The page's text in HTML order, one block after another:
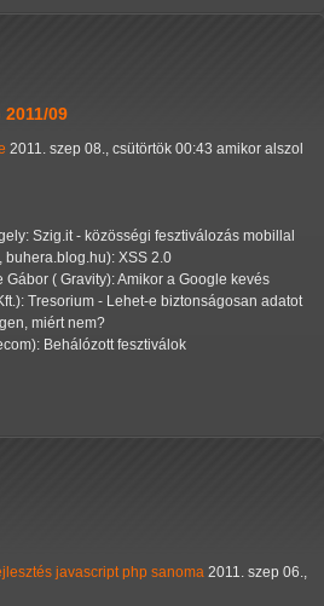
09
2011. szep 08., csütörtök 00:43 amikor alszol
Szig.it - közösségi fesztiválozás mobillal
buhera.blog.hu): XSS 2.0
Gábor ( Gravity): Amikor a Google kevés
Tresorium - Lehet-e biztonságosan adatot
miért nem?
Behálózott fesztiválok
javascript php sanoma 2011. szep 06.,